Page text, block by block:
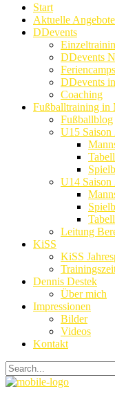
Start
Aktuelle Angebote
DDevents
DDevents
Feriencamps
DDevents
Coaching
Fußballtraining in
Fußballblog
U15 Saison
U14 Saison
Leitung
KiSS
KiSS
Dennis Destek
Über mich
Impressionen
Bilder
Videos
Kontakt